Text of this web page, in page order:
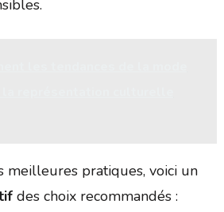
meilleures pratiques, voici un
des choix recommandés :